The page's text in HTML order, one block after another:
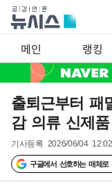
메인 랭킹
출퇴근부터 패
감 의류 신제품
기사등록 2026/06/04
구글에서 선호하는 매체로